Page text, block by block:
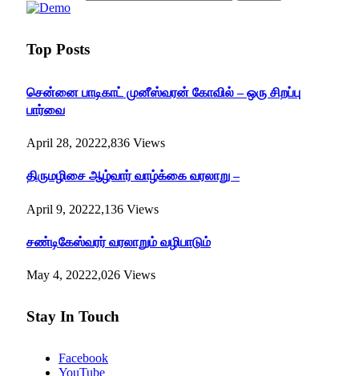
Top Posts
சென்னை பாடிகாட் முனீஸ்வரன் கோவில் – ஒரு சிறப்பு
பார்வை
April 28, 20222,836 Views
திருமழிசை ஆழ்வார் வாழ்க்கை வரலாறு –
April 9, 20222,136 Views
சண்டிகேஸ்வரர் வரலாறும் வழிபாடும்
May 4, 20222,026 Views
Stay In Touch
Facebook
YouTube